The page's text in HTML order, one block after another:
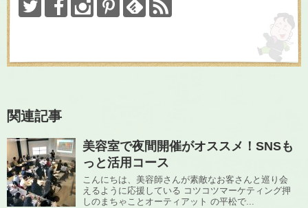
関連記事
美容室で夜間開催がオススメ！SNSも
っと活用コース
こんにちは、美容師さんが素敵なお客さんと巡り会
えるように応援している コツコツマーケティング押
しのまちゃことオーティアット の平松で...